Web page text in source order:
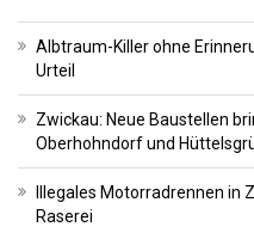
Albtraum-Killer ohne
Urteil
Zwickau: Neue Baustellen
Oberhohndorf und
Illegales Motorradrennen
Raserei